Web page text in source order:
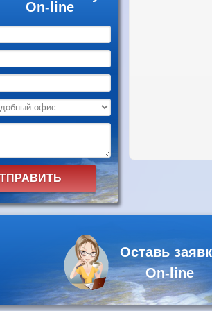
On-line
Оставь
On-line